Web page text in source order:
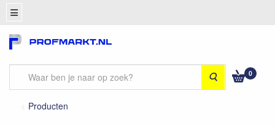
Zoeken 0
Producten